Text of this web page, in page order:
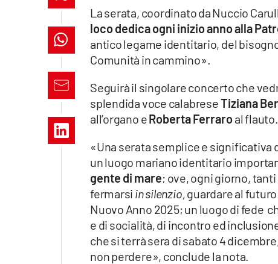
lacapitalenews.it
Vai
La serata, coordinato da Nuccio
loco dedica ogni inizio anno alla
antico legame identitario, del
Comunità in cammino».
Seguirà il singolare concerto che
splendida voce calabreseTiziana
all’organo eRoberta Ferraroal flauto.
«Una serata semplice e significativa
un luogo mariano identitario
gente di mare; ove, ogni giorno,
fermarsi in silenzio,guardare al
Nuovo Anno 2025; un luogo di fede
e di socialità, di incontro ed
che si terrà sera di sabato 4
non perdere», conclude la nota.